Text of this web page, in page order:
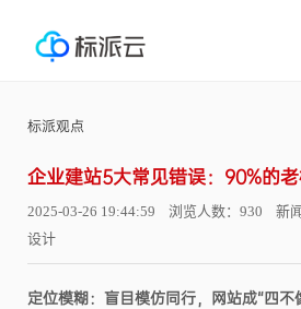
标派观点
企业建站5大常见错误：90%的老
2025-03-26 19:44:59 浏览人数：930 新
设计
定位模糊：盲目模仿同行，网站成“四不